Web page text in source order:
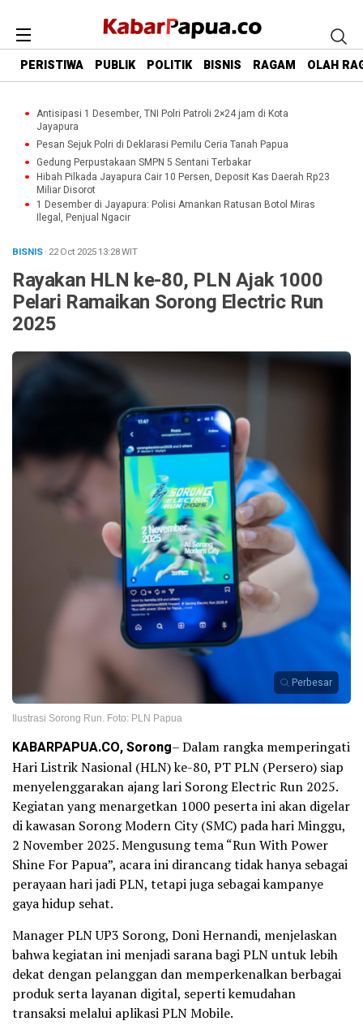
PERISTIWA PUBLIK POLITIK BISNIS RAGAM OLAH
Antisipasi 1 Desember, TNI Polri Patroli 2×24 jam di Kota
Jayapura
Pesan Sejuk Polri di Deklarasi Pemilu Ceria Tanah Papua
Gedung Perpustakaan SMPN 5 Sentani Terbakar
Hibah Pilkada Jayapura Cair 10 Persen, Deposit Kas Daerah Rp23
Miliar Disorot
1 Desember di Jayapura: Polisi Amankan Ratusan Botol Miras
Ilegal, Penjual Ngacir
BISNIS· 22 Oct 202513:28WIT
Rayakan HLN ke-80, PLN Ajak 1000
Pelari Ramaikan Sorong Electric Run
2025
Perbesar
Ilustrasi Sorong Run. Foto: PLN Papua
KABARPAPUA.CO, Sorong– Dalam rangka memperingati
Hari Listrik Nasional (HLN) ke-80, PT PLN (Persero) siap
menyelenggarakan ajang lari Sorong Electric Run 2025.
Kegiatan yang menargetkan 1000 peserta ini akan digelar
di kawasan Sorong Modern City (SMC) pada hari Minggu,
2 November 2025. Mengusung tema “Run With Power
Shine For Papua”, acara ini dirancang tidak hanya sebagai
perayaan hari jadi PLN, tetapi juga sebagai kampanye
gaya hidup sehat.
Manager PLN UP3 Sorong, Doni Hernandi, menjelaskan
bahwa kegiatan ini menjadi sarana bagi PLN untuk lebih
dekat dengan pelanggan dan memperkenalkan berbagai
produk serta layanan digital, seperti kemudahan
transaksi melalui aplikasi PLN Mobile.